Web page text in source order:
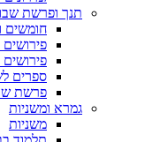
תנך ופרשת
חומשים
ספרים
פרשת
גמרא ומשניות
משניות